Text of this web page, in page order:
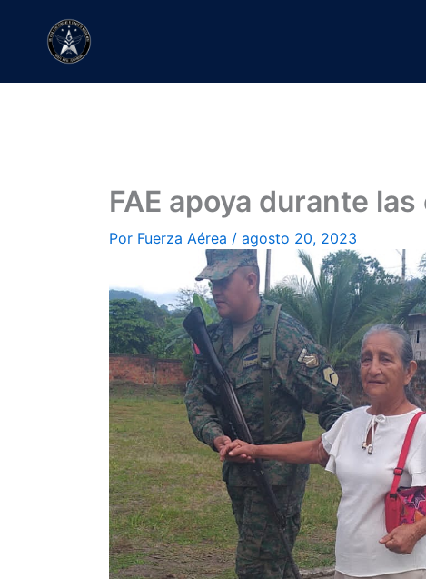
contenido
FAE apoya durante
Por Fuerza Aérea / agosto 20, 2023